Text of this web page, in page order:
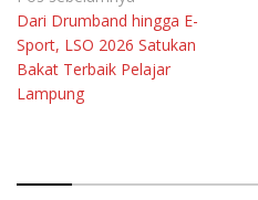
pos
Dari Drumband hingga E-
Sport, LSO 2026 Satukan
Bakat Terbaik Pelajar
Lampung